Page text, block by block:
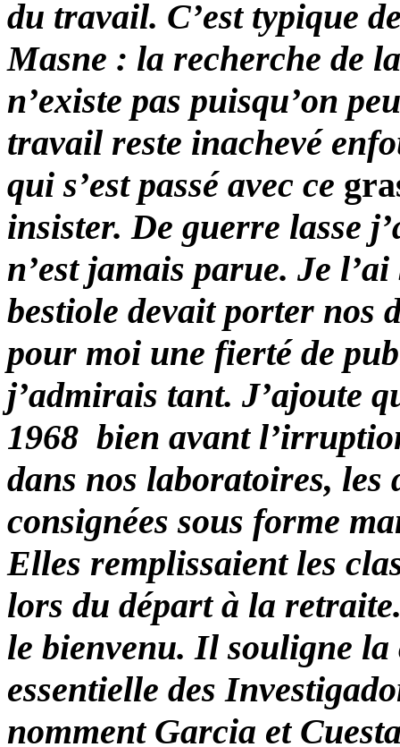
du travail. C’est typique
Masne : la recherche de
n’existe pas puisqu’on
travail reste inachevé
qui s’est passé avec ce
insister. De guerre lasse
n’est jamais parue. Je
bestiole devait porter nos
pour moi une fierté de
j’admirais tant. J’ajoute
1968 bien avant
dans nos laboratoires, les
consignées sous forme
Elles remplissaient les
lors du départ à la
le bienvenu. Il souligne
essentielle des
nomment Garcia et